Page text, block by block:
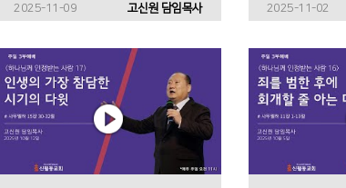
2025-11-09 고신원 담임목사 2025-11-02